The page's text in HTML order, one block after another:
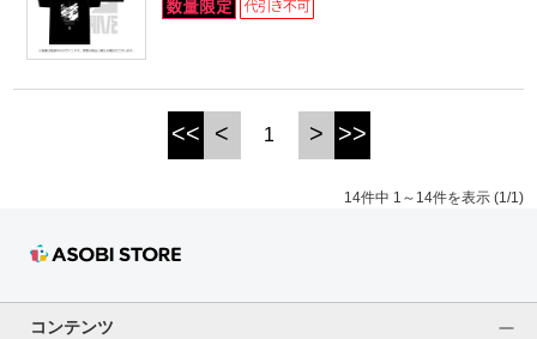
<< < 1 > >>
14件中 1～14件を表示 (1/1)
コンテンツ